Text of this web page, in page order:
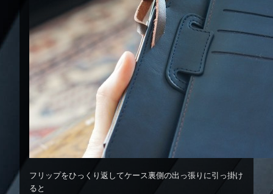
フリップをひっくり返してケース裏側の出っ張りに引っ掛け
ると